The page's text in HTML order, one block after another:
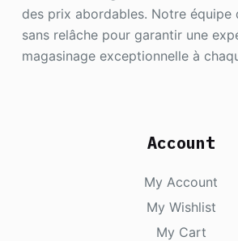
des prix abordables. Notre équipe
sans relâche pour garantir une
magasinage exceptionnelle à
Account
My Account
My Wishlist
My Cart